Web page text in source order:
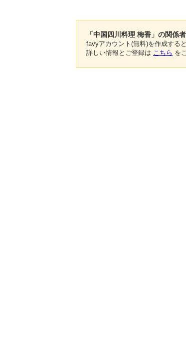
「中国四川料理 梅香」の関係
favyアカウント(無料)を作成する
詳しい情報とご登録は こちら を